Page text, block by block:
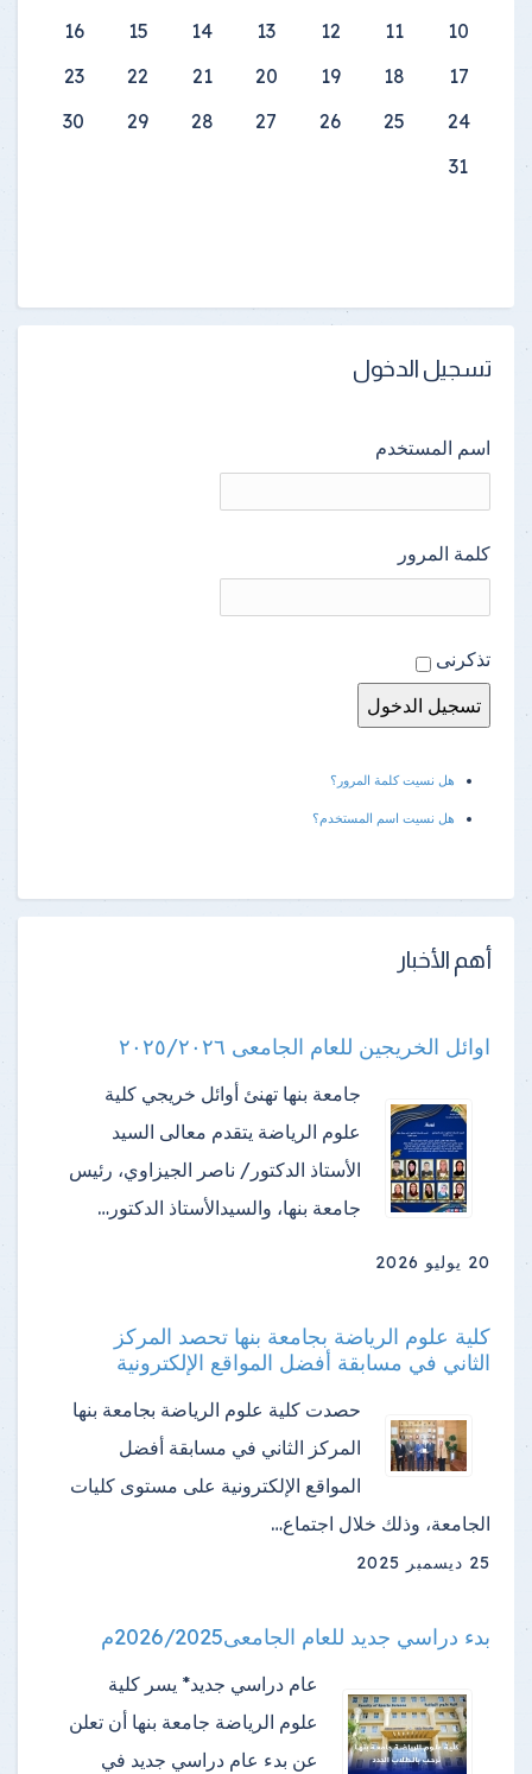
10
11
12
13
14
15
16
17
18
19
20
21
22
23
24
25
26
27
28
29
30
31
تسجيل الدخول
اسم المستخدم
كلمة المرور
تذكرنى
هل نسيت كلمة المرور؟
هل نسيت اسم المستخدم؟
أهم الأخبار
اوائل الخريجين للعام الجامعى ٢٠٢٥/٢٠٢٦
جامعة بنها تهنئ أوائل خريجي كلية
علوم الرياضة ​يتقدم معالى السيد
الأستاذ الدكتور/ ناصر الجيزاوي، رئيس
جامعة بنها، والسيدالأستاذ الدكتور…
20 يوليو 2026
كلية علوم الرياضة بجامعة بنها تحصد المركز
الثاني في مسابقة أفضل المواقع الإلكترونية
حصدت كلية علوم الرياضة بجامعة بنها
المركز الثاني في مسابقة أفضل
المواقع الإلكترونية على مستوى كليات
الجامعة، وذلك خلال اجتماع…
25 ديسمبر 2025
بدء دراسي جديد للعام الجامعى2026/2025م
عام دراسي جديد* يسر كلية
علوم الرياضة جامعة بنها أن تعلن
عن بدء عام دراسي جديد في